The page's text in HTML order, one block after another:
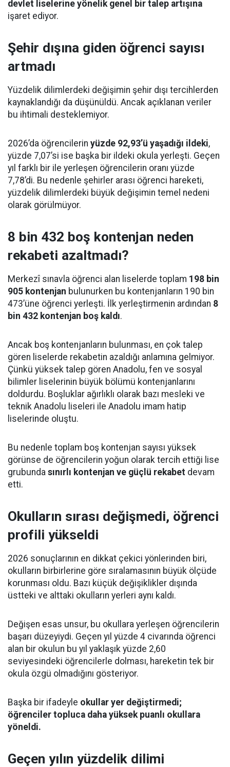
devlet liselerine yönelik genel bir talep artışına
işaret ediyor.
Şehir dışına giden öğrenci sayısı
artmadı
Yüzdelik dilimlerdeki değişimin şehir dışı tercihlerden
kaynaklandığı da düşünüldü. Ancak açıklanan veriler
bu ihtimali desteklemiyor.
2026’da öğrencilerin yüzde 92,93’ü yaşadığı ildeki,
yüzde 7,07’si ise başka bir ildeki okula yerleşti. Geçen
yıl farklı bir ile yerleşen öğrencilerin oranı yüzde
7,78’di. Bu nedenle şehirler arası öğrenci hareketi,
yüzdelik dilimlerdeki büyük değişimin temel nedeni
olarak görülmüyor.
8 bin 432 boş kontenjan neden
rekabeti azaltmadı?
Merkezî sınavla öğrenci alan liselerde toplam 198 bin
905 kontenjan bulunurken bu kontenjanların 190 bin
473’üne öğrenci yerleşti. İlk yerleştirmenin ardından 8
bin 432 kontenjan boş kaldı.
Ancak boş kontenjanların bulunması, en çok talep
gören liselerde rekabetin azaldığı anlamına gelmiyor.
Çünkü yüksek talep gören Anadolu, fen ve sosyal
bilimler liselerinin büyük bölümü kontenjanlarını
doldurdu. Boşluklar ağırlıklı olarak bazı mesleki ve
teknik Anadolu liseleri ile Anadolu imam hatip
liselerinde oluştu.
Bu nedenle toplam boş kontenjan sayısı yüksek
görünse de öğrencilerin yoğun olarak tercih ettiği lise
grubunda sınırlı kontenjan ve güçlü rekabet devam
etti.
Okulların sırası değişmedi, öğrenci
profili yükseldi
2026 sonuçlarının en dikkat çekici yönlerinden biri,
okulların birbirlerine göre sıralamasının büyük ölçüde
korunması oldu. Bazı küçük değişiklikler dışında
üstteki ve alttaki okulların yerleri aynı kaldı.
Değişen esas unsur, bu okullara yerleşen öğrencilerin
başarı düzeyiydi. Geçen yıl yüzde 4 civarında öğrenci
alan bir okulun bu yıl yaklaşık yüzde 2,60
seviyesindeki öğrencilerle dolması, hareketin tek bir
okula özgü olmadığını gösteriyor.
Başka bir ifadeyle okullar yer değiştirmedi;
öğrenciler topluca daha yüksek puanlı okullara
yöneldi.
Geçen yılın yüzdelik dilimi